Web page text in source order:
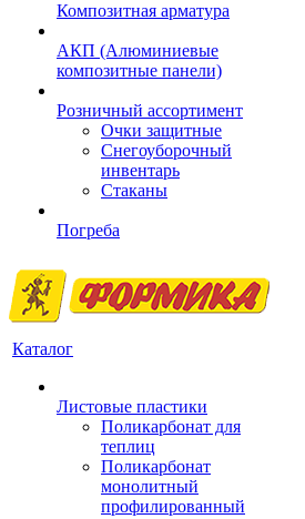
Композитная арматура
АКП (Алюминиевые
композитные панели)
Розничный ассортимент
Очки защитные
Снегоуборочный
инвентарь
Стаканы
Погреба
Каталог
Листовые пластики
Поликарбонат для
теплиц
Поликарбонат
монолитный
профилированный